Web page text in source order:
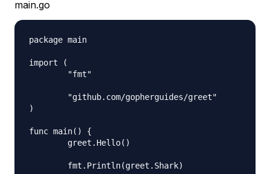
main.go
package main
import (
)
func main() {